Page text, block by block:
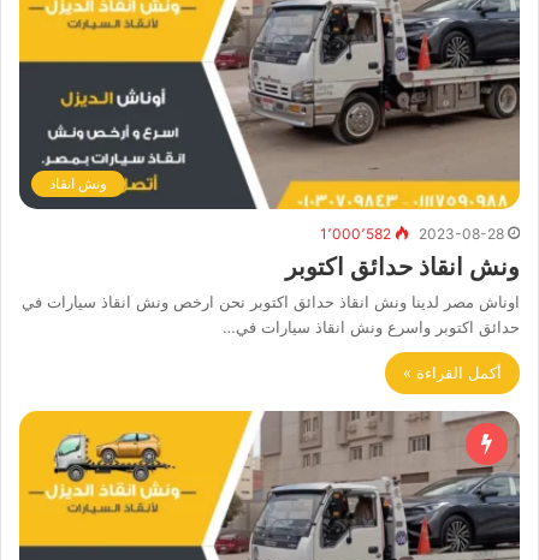
ونش انقاذ
2023-08-28 1٬000٬582
ونش انقاذ حدائق اكتوبر
اوناش مصر لدينا ونش انقاذ حدائق اكتوبر نحن ارخص ونش انقاذ سيارات في
حدائق اكتوبر واسرع ونش انقاذ سيارات في…
أكمل القراءة »